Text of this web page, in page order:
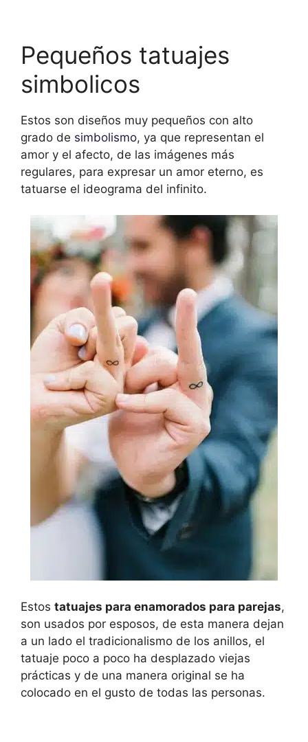
Pequeños tatuajes
simbolicos
Estos son diseños muy pequeños con alto
grado de simbolismo, ya que representan el
amor y el afecto, de las imágenes más
regulares, para expresar un amor eterno, es
tatuarse el ideograma del infinito.
Estos tatuajes para enamorados para parejas,
son usados por esposos, de esta manera dejan
a un lado el tradicionalismo de los anillos, el
tatuaje poco a poco ha desplazado viejas
prácticas y de una manera original se ha
colocado en el gusto de todas las personas.